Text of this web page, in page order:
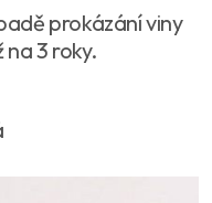
prokázání viny
3 roky.